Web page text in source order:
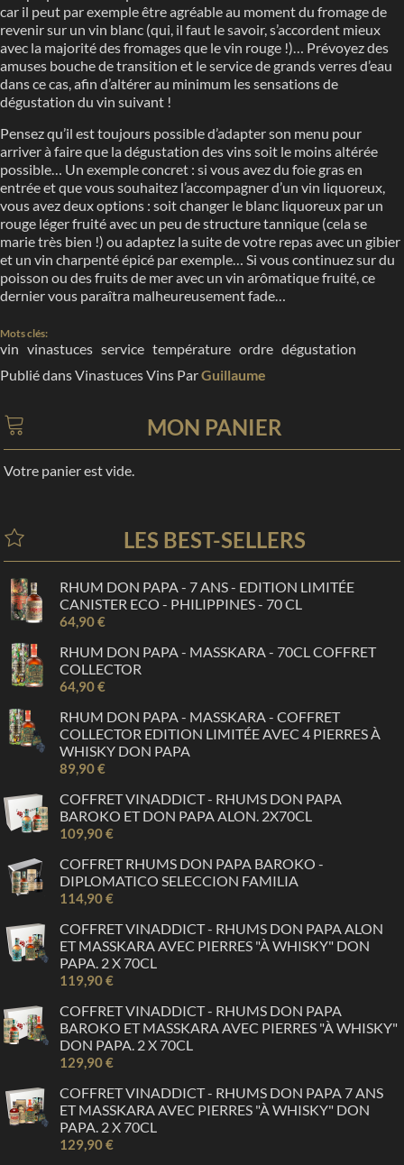
car il peut par exemple être agréable au moment du fromage de
revenir sur un vin blanc (qui, il faut le savoir, s’accordent mieux
avec la majorité des fromages que le vin rouge !)… Prévoyez des
amuses bouche de transition et le service de grands verres d’eau
dans ce cas, afin d’altérer au minimum les sensations de
dégustation du vin suivant !
Pensez qu’il est toujours possible d’adapter son menu pour
arriver à faire que la dégustation des vins soit le moins altérée
possible… Un exemple concret : si vous avez du foie gras en
entrée et que vous souhaitez l’accompagner d’un vin liquoreux,
vous avez deux options : soit changer le blanc liquoreux par un
rouge léger fruité avec un peu de structure tannique (cela se
marie très bien !) ou adaptez la suite de votre repas avec un gibier
et un vin charpenté épicé par exemple… Si vous continuez sur du
poisson ou des fruits de mer avec un vin arômatique fruité, ce
dernier vous paraîtra malheureusement fade…
Mots clés:
vin vinastuces service température ordre dégustation
Publié dansVinastucesVins ParGuillaume
MON PANIER
Votre panier est vide.
LES BEST-SELLERS
RHUM DON PAPA - 7 ANS - EDITION LIMITÉE
CANISTER ECO - PHILIPPINES - 70 CL
64,90 €
RHUM DON PAPA - MASSKARA - 70CL COFFRET
COLLECTOR
64,90 €
RHUM DON PAPA - MASSKARA - COFFRET
COLLECTOR EDITION LIMITÉE AVEC 4 PIERRES À
WHISKY DON PAPA
89,90 €
COFFRET VINADDICT - RHUMS DON PAPA
BAROKO ET DON PAPA ALON. 2X70CL
109,90 €
COFFRET RHUMS DON PAPA BAROKO -
DIPLOMATICO SELECCION FAMILIA
114,90 €
COFFRET VINADDICT - RHUMS DON PAPA ALON
ET MASSKARA AVEC PIERRES "À WHISKY" DON
PAPA. 2 X 70CL
119,90 €
COFFRET VINADDICT - RHUMS DON PAPA
BAROKO ET MASSKARA AVEC PIERRES "À WHISKY"
DON PAPA. 2 X 70CL
129,90 €
COFFRET VINADDICT - RHUMS DON PAPA 7 ANS
ET MASSKARA AVEC PIERRES "À WHISKY" DON
PAPA. 2 X 70CL
129,90 €